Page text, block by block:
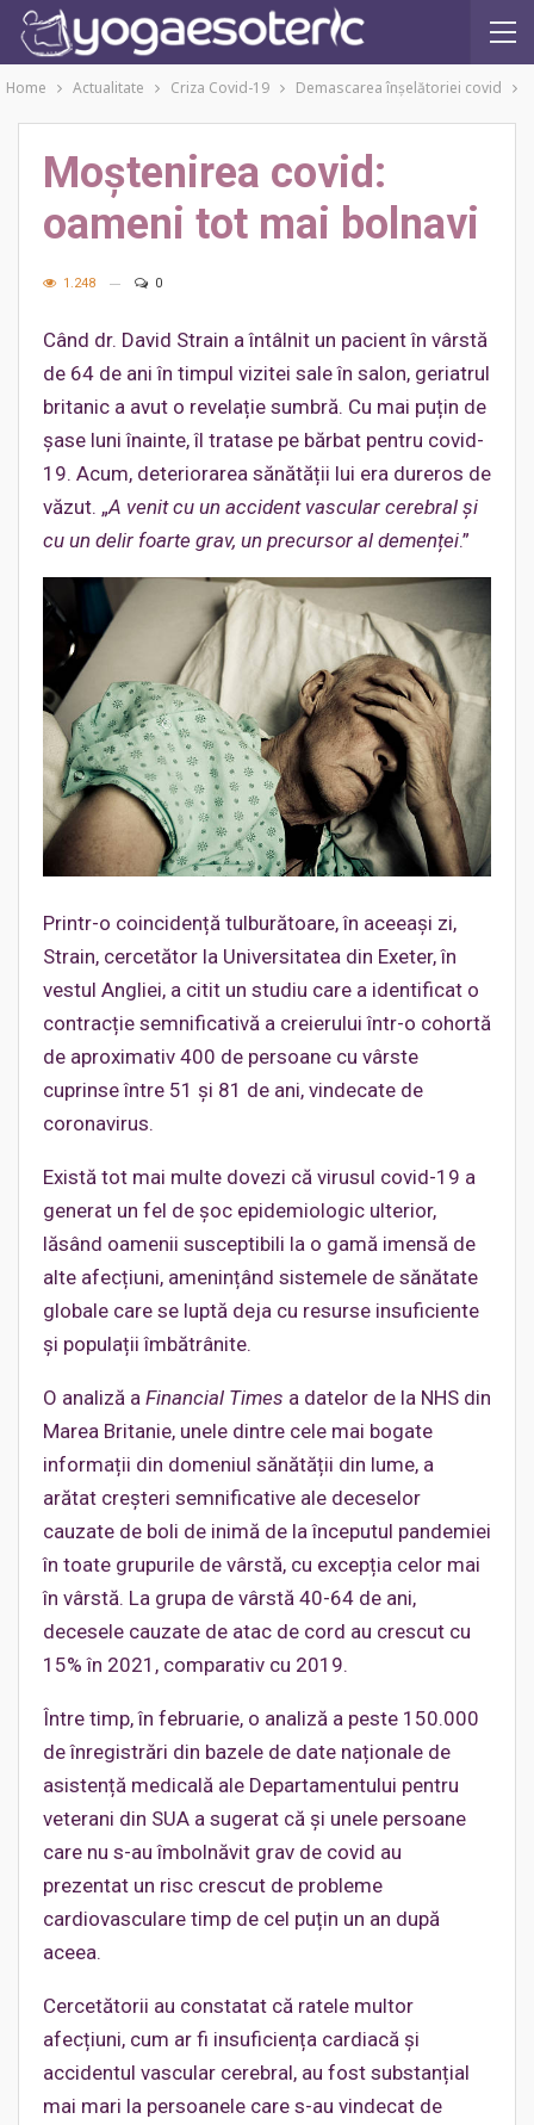
Home Actualitate Criza Covid-19 Demascarea înşelătoriei covid
Moștenirea covid:
oameni tot mai bolnavi
1.248 0
Când dr. David Strain a întâlnit un pacient în vârstă
de 64 de ani în timpul vizitei sale în salon, geriatrul
britanic a avut o revelație sumbră. Cu mai puțin de
șase luni înainte, îl tratase pe bărbat pentru covid-
19. Acum, deteriorarea sănătății lui era dureros de
văzut. „A venit cu un accident vascular cerebral și
cu un delir foarte grav, un precursor al demenței.”
Printr-o coincidență tulburătoare, în aceeași zi,
Strain, cercetător la Universitatea din Exeter, în
vestul Angliei, a citit un studiu care a identificat o
contracție semnificativă a creierului într-o cohortă
de aproximativ 400 de persoane cu vârste
cuprinse între 51 și 81 de ani, vindecate de
coronavirus.
Există tot mai multe dovezi că virusul covid-19 a
generat un fel de șoc epidemiologic ulterior,
lăsând oamenii susceptibili la o gamă imensă de
alte afecțiuni, amenințând sistemele de sănătate
globale care se luptă deja cu resurse insuficiente
și populații îmbătrânite.
O analiză a Financial Times a datelor de la NHS din
Marea Britanie, unele dintre cele mai bogate
informații din domeniul sănătății din lume, a
arătat creșteri semnificative ale deceselor
cauzate de boli de inimă de la începutul pandemiei
în toate grupurile de vârstă, cu excepția celor mai
în vârstă. La grupa de vârstă 40-64 de ani,
decesele cauzate de atac de cord au crescut cu
15% în 2021, comparativ cu 2019.
Între timp, în februarie, o analiză a peste 150.000
de înregistrări din bazele de date naționale de
asistență medicală ale Departamentului pentru
veterani din SUA a sugerat că și unele persoane
care nu s-au îmbolnăvit grav de covid au
prezentat un risc crescut de probleme
cardiovasculare timp de cel puțin un an după
aceea.
Cercetătorii au constatat că ratele multor
afecțiuni, cum ar fi insuficiența cardiacă și
accidentul vascular cerebral, au fost substanțial
mai mari la persoanele care s-au vindecat de